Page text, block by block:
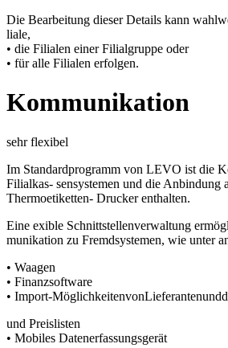
Die Bearbeitung dieser Details kann
liale,
• die Filialen einer Filialgruppe oder
• für alle Filialen erfolgen.
Kommunikation
sehr flexibel
Im Standardprogramm von LEVO ist die
Filialkas- sensystemen und die Anbindung
Thermoetiketten- Drucker enthalten.
Eine exible Schnittstellenverwaltung
munikation zu Fremdsystemen, wie unter
• Waagen
• Finanzsoftware
• Import-
und Preislisten
• Mobiles Datenerfassungsgerät